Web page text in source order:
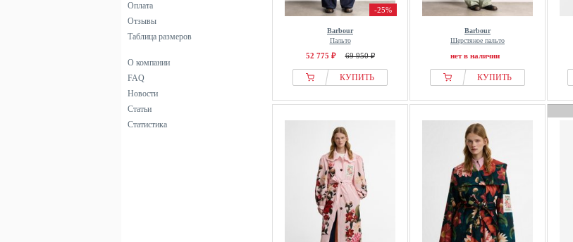
Оплата
Отзывы
Таблица размеров
О компании
FAQ
Новости
Статьи
Статистика
-25%
Barbour
Пальто
52 775 ₽ 69 950 ₽
КУПИТЬ
Barbour
Шерстяное пальто
нет в наличии
КУПИТЬ